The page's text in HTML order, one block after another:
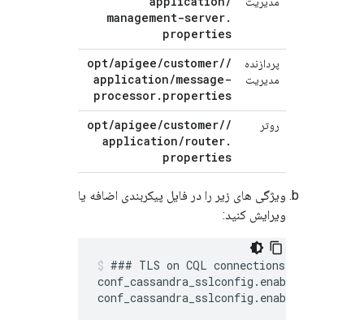
management-server.
properties
پردازنده
مدیریت
/
opt/apigee/customer/
application/message-
processor. properties
روتر /
opt/apigee/customer/
application/router.
properties
ویژگی های زیر را در فایل پیکربندی اضافه یا
ویرایش کنید:
### TLS on CQL connections
conf_cassandra_sslconfig.enable.tls=false